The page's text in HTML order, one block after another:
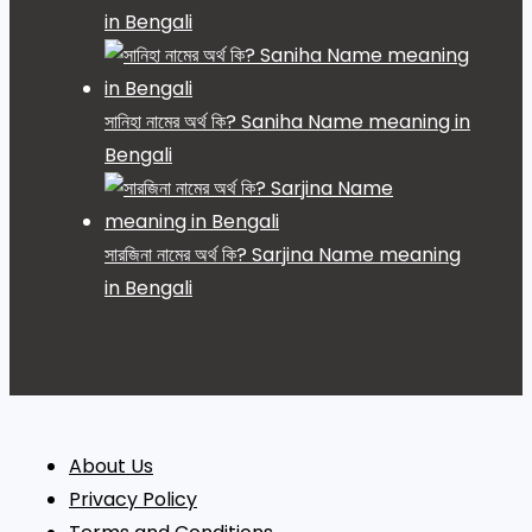
in Bengali
সানিহা নামের অর্থ কি? Saniha Name meaning in
Bengali
সারজিনা নামের অর্থ কি? Sarjina Name meaning
in Bengali
About Us
Privacy Policy